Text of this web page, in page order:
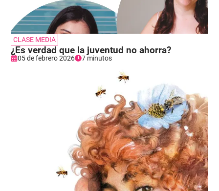
CLASE MEDIA
¿Es verdad que la juventud no ahorra?
05 de febrero 2026 7 minutos